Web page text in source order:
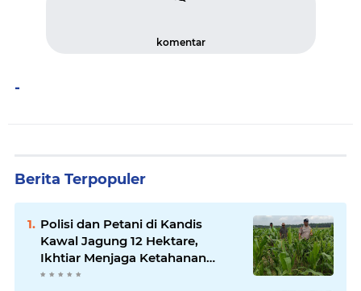
komentar
-
Berita Terpopuler
Polisi dan Petani di Kandis
Kawal Jagung 12 Hektare,
Ikhtiar Menjaga Ketahanan
Pangan